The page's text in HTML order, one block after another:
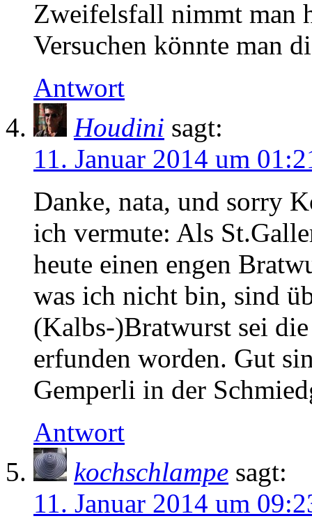
Zweifelsfall nimmt man
Versuchen könnte man
Antwort
Houdini sagt:
11. Januar 2014 um
Danke, nata, und sorry
ich vermute: Als
heute einen engen
was ich nicht bin, sind
(Kalbs-)Bratwurst sei
erfunden worden. Gut
Gemperli in der
Antwort
kochschlampe sagt:
11. Januar 2014 um